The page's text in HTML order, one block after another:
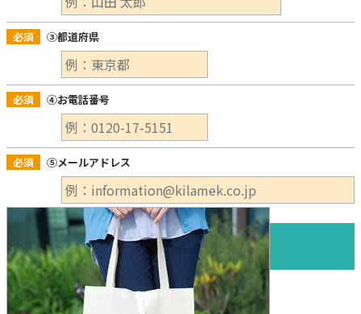
必須 ③都道府県
必須 ④お電話番号
必須 ⑤メールアドレス